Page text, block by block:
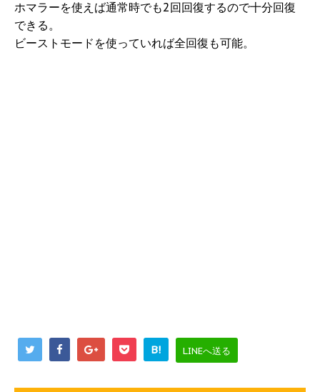
ホマラーを使えば通常時でも2回回復するので十分回復
できる。
ビーストモードを使っていれば全回復も可能。
B! LINEへ送る